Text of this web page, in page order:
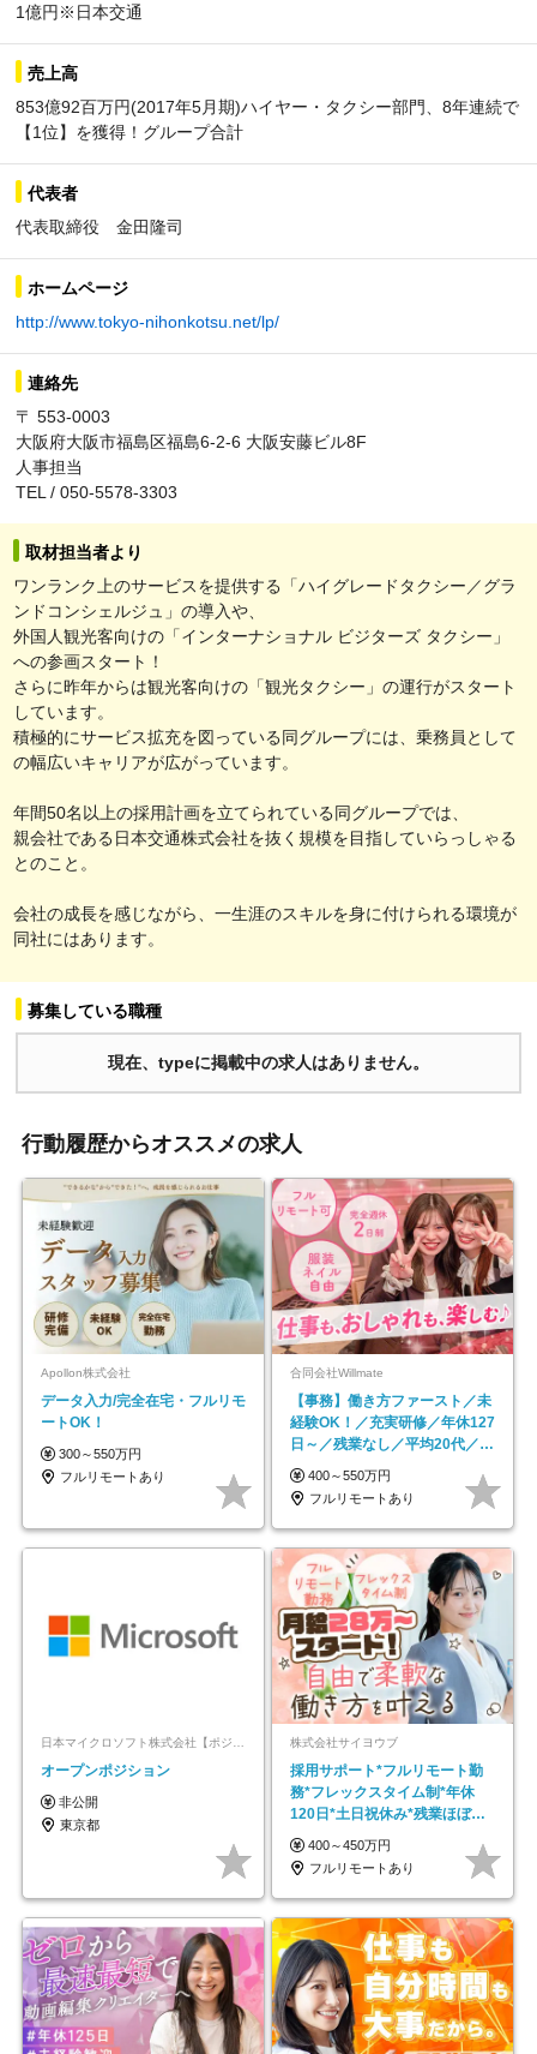
1億円※日本交通
売上高
853億92百万円(2017年5月期)ハイヤー・タクシー部門、8年連続で
【1位】を獲得！グループ合計
代表者
代表取締役 金田隆司
ホームページ
http://www.tokyo-nihonkotsu.net/lp/
連絡先
〒 553-0003
大阪府大阪市福島区福島6-2-6 大阪安藤ビル8F
人事担当
TEL / 050-5578-3303
取材担当者より
ワンランク上のサービスを提供する「ハイグレードタクシー／グラ
ンドコンシェルジュ」の導入や、
外国人観光客向けの「インターナショナル ビジターズ タクシー」
への参画スタート！
さらに昨年からは観光客向けの「観光タクシー」の運行がスタート
しています。
積極的にサービス拡充を図っている同グループには、乗務員として
の幅広いキャリアが広がっています。
年間50名以上の採用計画を立てられている同グループでは、
親会社である日本交通株式会社を抜く規模を目指していらっしゃる
とのこと。
会社の成長を感じながら、一生涯のスキルを身に付けられる環境が
同社にはあります。
募集している職種
現在、typeに掲載中の求人はありません。
行動履歴からオススメの求人
Apollon株式会社
データ入力/完全在宅・フルリモ
ートOK！
300～550万円
フルリモートあり
合同会社Willmate
【事務】働き方ファースト／未
経験OK！／充実研修／年休127
日～／残業なし／平均20代／リ
モートOK
400～550万円
フルリモートあり
日本マイクロソフト株式会社【ポジションマッチ登録】
オープンポジション
非公開
東京都
株式会社サイヨウブ
採用サポート*フルリモート勤
務*フレックスタイム制*年休
120日*土日祝休み*残業ほぼな
し*育児中社員8割以上
400～450万円
フルリモートあり